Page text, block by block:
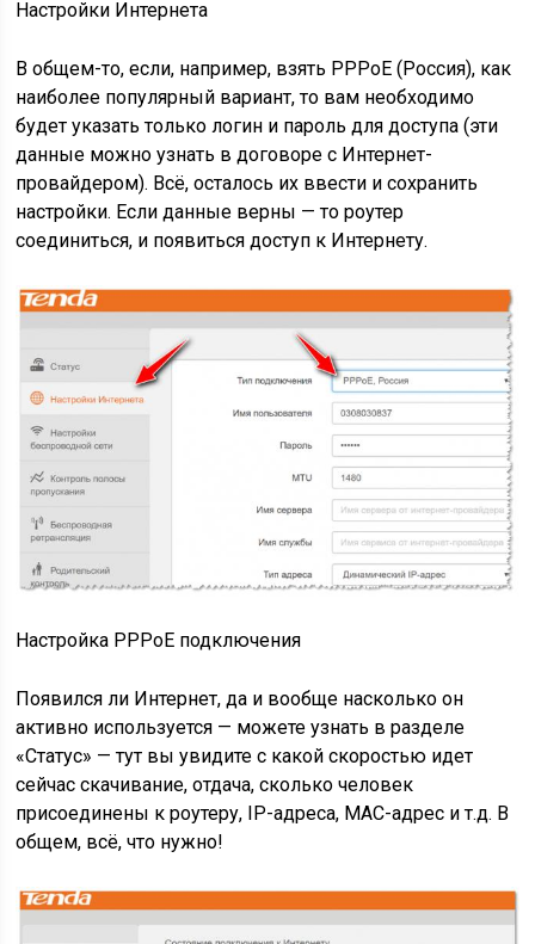
Настройки Интернета
В общем-то, если, например, взять PPPoE (Россия), как
наиболее популярный вариант, то вам необходимо
будет указать только логин и пароль для доступа (эти
данные можно узнать в договоре с Интернет-
провайдером). Всё, осталось их ввести и сохранить
настройки. Если данные верны — то роутер
соединиться, и появиться доступ к Интернету.
Настройка PPPoE подключения
Появился ли Интернет, да и вообще насколько он
активно используется — можете узнать в разделе
«Статус» — тут вы увидите с какой скоростью идет
сейчас скачивание, отдача, сколько человек
присоединены к роутеру, IP-адреса, MAC-адрес и т.д. В
общем, всё, что нужно!